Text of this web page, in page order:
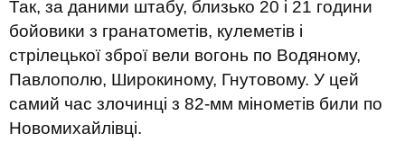
Так, за даними штабу, близько 20 і 21 години
бойовики з гранатометів, кулеметів і
стрілецької зброї вели вогонь по Водяному,
Павлополю, Широкиному, Гнутовому. У цей
самий час злочинці з 82-мм мінометів били по
Новомихайлівці.